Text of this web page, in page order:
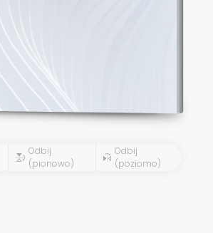
Odbij
(pionowo)
Odbij
(poziomo)